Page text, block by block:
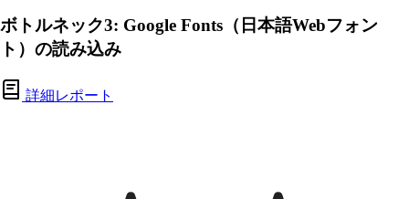
ボトルネック3: Google Fonts（日本語Webフォン
ト）の読み込み
詳細レポート